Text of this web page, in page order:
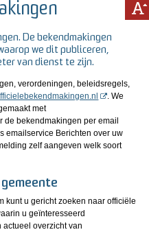
De bekendmakingen
we dit publiceren,
van dienst te zijn.
verordeningen, beleidsregels,
. We
met
de bekendmakingen per email
emailservice Berichten over uw
zelf aangeven welk soort
kunt u gericht zoeken naar officiële
u geïnteresseerd
overzicht van